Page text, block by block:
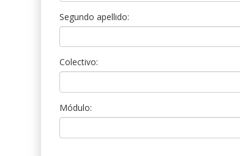
Segundo apellido:
Colectivo:
Módulo: